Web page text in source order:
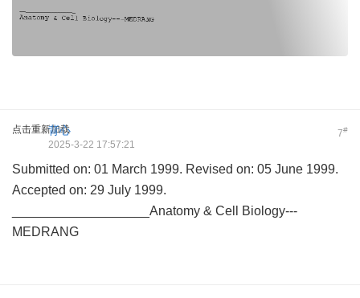
点击重新加载 7#
背心
2025-3-22 17:57:21
Submitted on: 01 March 1999. Revised on: 05 June 1999.
Accepted on: 29 July 1999.
___________________Anatomy & Cell Biology---
MEDRANG